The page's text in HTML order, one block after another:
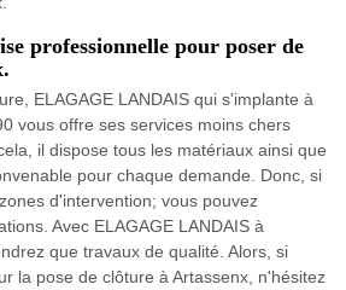
professionnelle pour poser de
ELAGAGE LANDAIS qui s'implante à
vous offre ses services moins chers
il dispose tous les matériaux ainsi que
pour chaque demande. Donc, si
d'intervention; vous pouvez
Avec ELAGAGE LANDAIS à
que travaux de qualité. Alors, si
la pose de clôture à Artassenx, n'hésitez